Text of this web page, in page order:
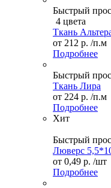
Быстрый
4 цвета
Ткань
от 212 р. /п.м
Подробнее
Быстрый
Ткань Лира
от 224 р. /п.м
Подробнее
Хит
Быстрый
Люверс
от 0,49 р. /шт
Подробнее